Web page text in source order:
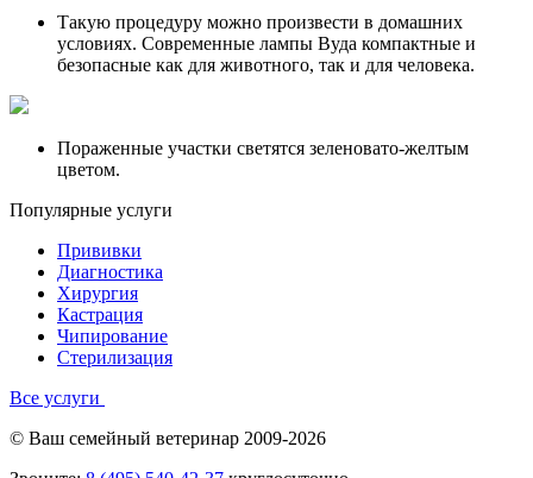
Такую процедуру можно произвести в домашних
условиях. Современные лампы Вуда компактные и
безопасные как для животного, так и для человека.
Пораженные участки светятся зеленовато-желтым
цветом.
Популярные услуги
Прививки
Диагностика
Хирургия
Кастрация
Чипирование
Стерилизация
Все услуги
© Ваш семейный ветеринар 2009-2026